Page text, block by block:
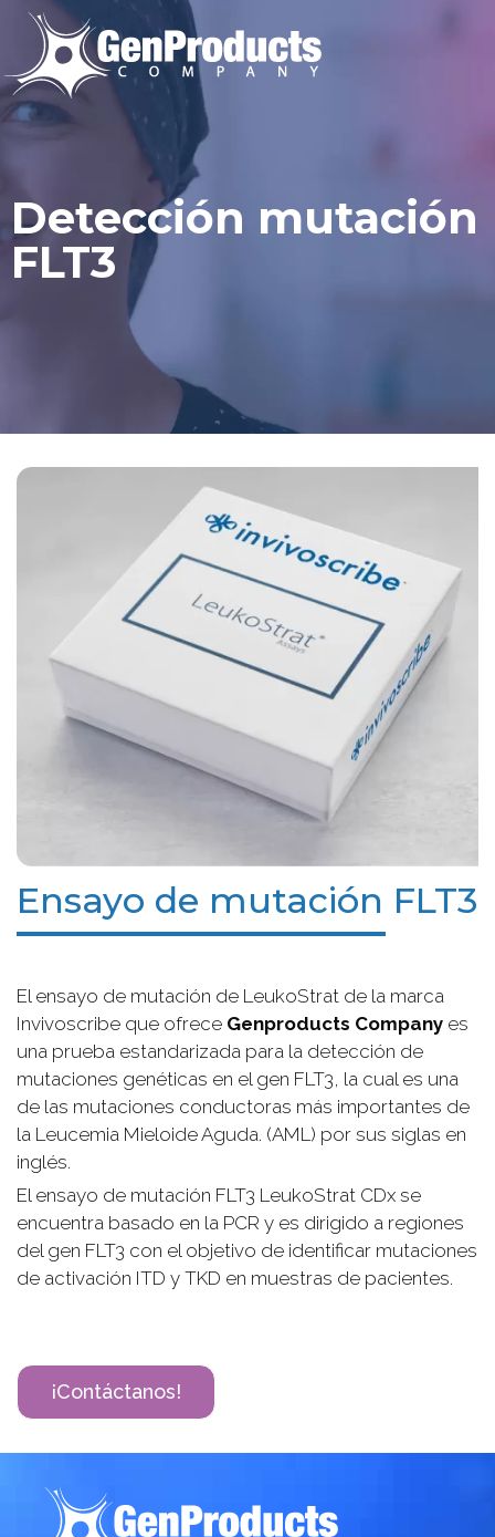
Detección mutación
FLT3
Ensayo de mutación FLT3
El ensayo de mutación de LeukoStrat de la marca
Invivoscribe que ofrece Genproducts Company es
una prueba estandarizada para la detección de
mutaciones genéticas en el gen FLT3, la cual es una
de las mutaciones conductoras más importantes de
la Leucemia Mieloide Aguda. (AML) por sus siglas en
inglés.
El ensayo de mutación FLT3 LeukoStrat CDx se
encuentra basado en la PCR y es dirigido a regiones
del gen FLT3 con el objetivo de identificar mutaciones
de activación ITD y TKD en muestras de pacientes.
¡Contáctanos!